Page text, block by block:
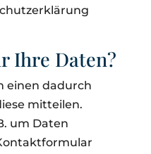
Ihre Daten?
einen dadurch
mitteilen.
um Daten